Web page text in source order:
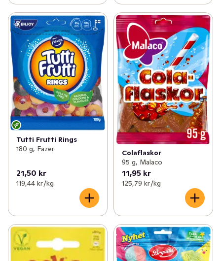
Tutti Frutti Rings
180 g, Fazer
21,50 kr
119,44 kr /kg
Colaflaskor
95 g, Malaco
11,95 kr
125,79 kr /kg